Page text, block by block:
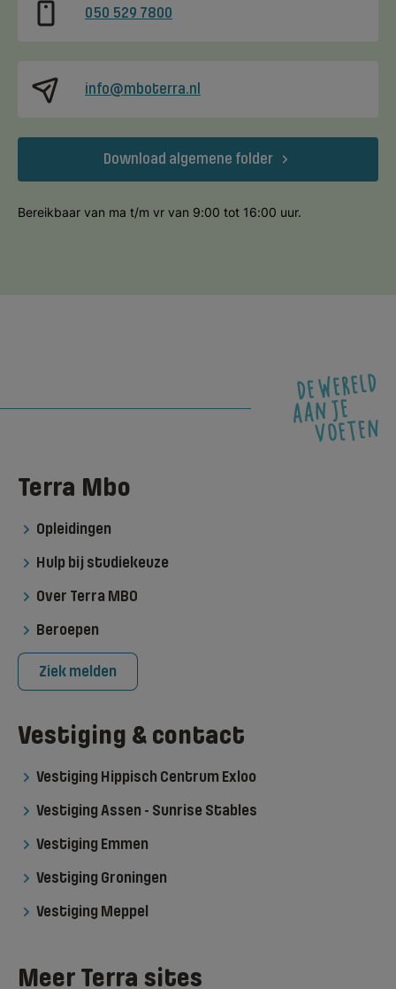
050 529 7800
info@mboterra.nl
Download algemene folder
Bereikbaar van ma t/m vr van 9:00 tot 16:00 uur.
Terra Mbo
Opleidingen
Hulp bij studiekeuze
Over Terra MBO
Beroepen
Ziek melden
Vestiging & contact
Vestiging Hippisch Centrum Exloo
Vestiging Assen - Sunrise Stables
Vestiging Emmen
Vestiging Groningen
Vestiging Meppel
Meer Terra sites